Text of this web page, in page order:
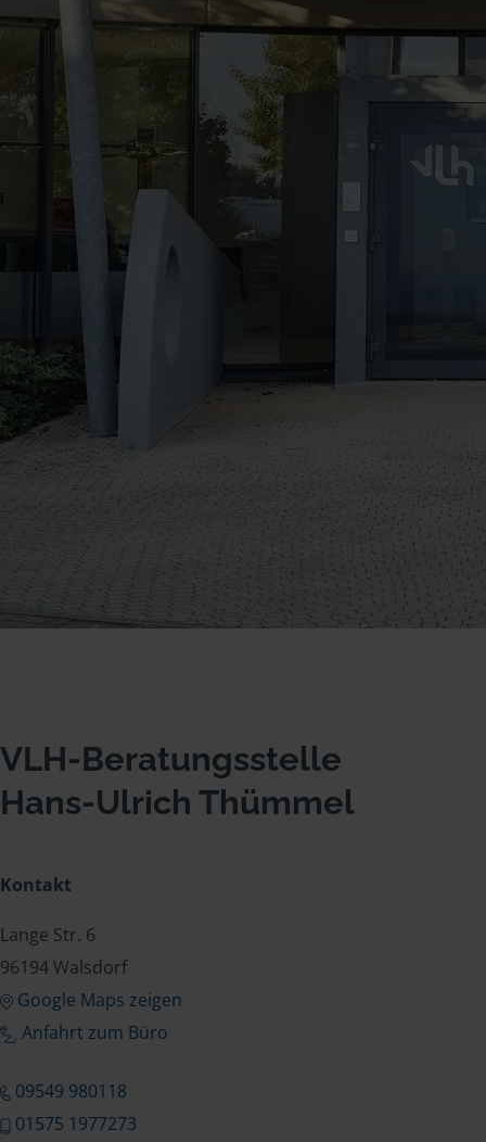
VLH-Beratungsstelle
Hans-Ulrich Thümmel
Kontakt
Lange Str. 6
96194 Walsdorf
Google Maps zeigen
Anfahrt zum Büro
09549 980118
01575 1977273